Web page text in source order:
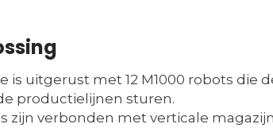
is uitgerust met 12 M1000 robots die
productielijnen sturen.
zijn verbonden met verticale